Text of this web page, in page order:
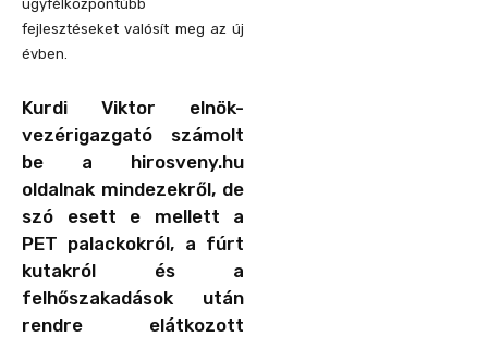
ügyfélközpontúbb
fejlesztéseket valósít meg az új
évben.
Kurdi Viktor elnök-
vezérigazgató számolt
be a hirosveny.hu
oldalnak mindezekről, de
szó esett e mellett a
PET palackokról, a fúrt
kutakról és a
felhőszakadások után
rendre elátkozott